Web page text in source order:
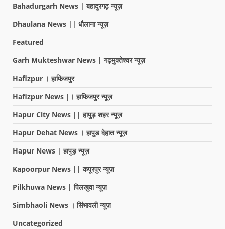
Bahadurgarh News | बहादुरगढ़ न्यूज़
Dhaulana News || धौलाना न्यूज़
Featured
Garh Mukteshwar News | गढ़मुक्तेश्वर न्यूज़
Hafizpur । हाफिजपुर
Hafizpur News |। हाफिजपुर न्यूज़
Hapur City News || हापुड़ शहर न्यूज़
Hapur Dehat News । हापुड देहात न्यूज़
Hapur News | हापुड़ न्यूज़
Kapoorpur News || कपूरपुर न्यूज़
Pilkhuwa News | पिलखुवा न्यूज़
Simbhaoli News । सिंभावली न्यूज़
Uncategorized